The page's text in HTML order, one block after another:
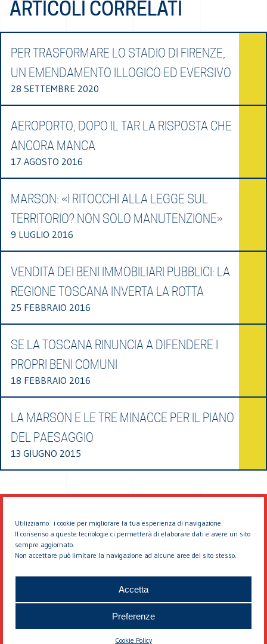
Utilizziamo i cookie per migliorare la tua esperienza di navigazione.
Il consenso a queste tecnologie ci permetterà di elaborare dati e avere un sito
sempre aggiornato.
Non accettare può limitare la navigazione ad alcune aree del sito stesso.
Accetta
Preferenze
Cookie Policy
ARTICOLI CORRELATI
PER TRASFORMARE LO STADIO DI FIRENZE,
UN EMENDAMENTO ILLOGICO ED EVERSIVO
28 SETTEMBRE 2020
AEROPORTO, DOPO IL TAR LA RISPOSTA CHE
ANCORA MANCA
17 AGOSTO 2016
MARSON: «I RITOCCHI ALLA LEGGE SUL
TERRITORIO? NON SOLO MANUTENZIONE»
9 LUGLIO 2016
VENDITA DEI BENI IMMOBILIARI PUBBLICI: LA
REGIONE TOSCANA INVERTA LA ROTTA
25 FEBBRAIO 2016
SE LA TOSCANA RINUNCIA A DIFENDERE I
PROPRI BENI COMUNI
18 FEBBRAIO 2016
LA MARSON E LE TRE MINACCE PER IL PIANO
DEL PAESAGGIO
13 GIUGNO 2015
© 2026 EDDYBURG